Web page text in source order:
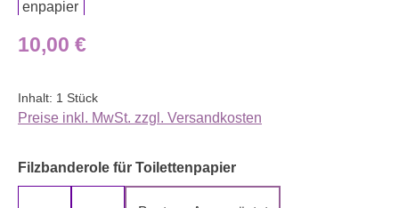
Regulärer Preis:
10,00 €
Inhalt: 1 Stück
Preise inkl. MwSt. zzgl. Versandkosten
Filzbanderole für Toilettenpapierauswählen